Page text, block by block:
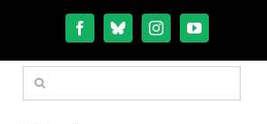
Rechercher: